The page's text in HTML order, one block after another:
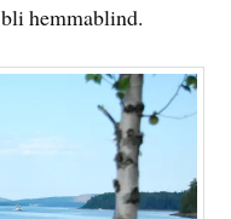
hemmablind.